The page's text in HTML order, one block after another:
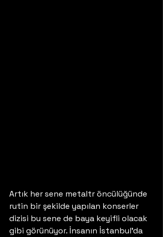
Artık her sene metaltr öncülüğünde
rutin bir şekilde yapılan konserler
dizisi bu sene de baya keyifli olacak
gibi görünüyor. İnsanın İstanbul’da